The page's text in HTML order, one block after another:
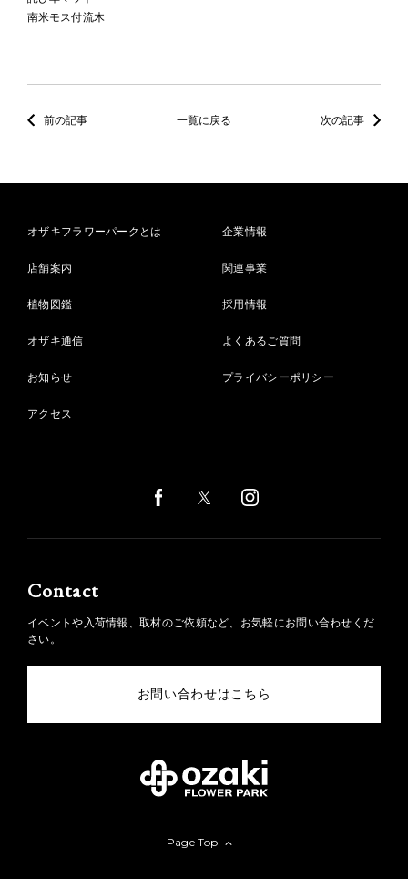
南米モス付流木
前の記事 一覧に戻る 次の記事
オザキフラワーパークとは
店舗案内
植物図鑑
オザキ通信
お知らせ
アクセス
企業情報
関連事業
採用情報
よくあるご質問
プライバシーポリシー
Contact
イベントや入荷情報、取材のご依頼など、お気軽にお問い合わせくだ
さい。
お問い合わせはこちら
Page Top